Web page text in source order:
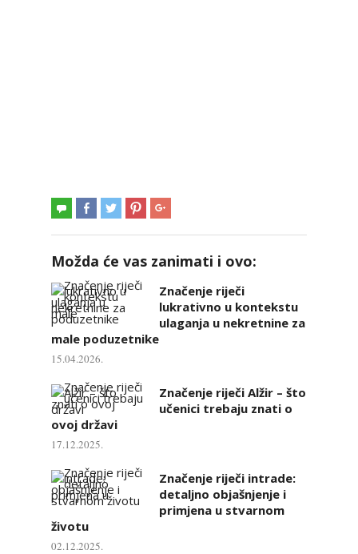
Možda će vas zanimati i ovo:
Značenje riječi
lukrativno u kontekstu
ulaganja u nekretnine za
male poduzetnike
15.04.2026.
Značenje riječi Alžir – što
učenici trebaju znati o
ovoj državi
17.12.2025.
Značenje riječi intrade:
detaljno objašnjenje i
primjena u stvarnom
životu
02.12.2025.